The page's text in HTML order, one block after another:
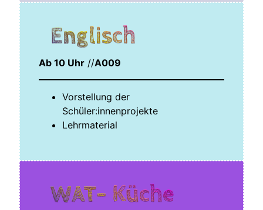
Englisch
Ab 10 Uhr //A009
Vor­stel­lung der
Schüler:innenprojekte
Lehr­ma­te­ri­al
WAT- Küche